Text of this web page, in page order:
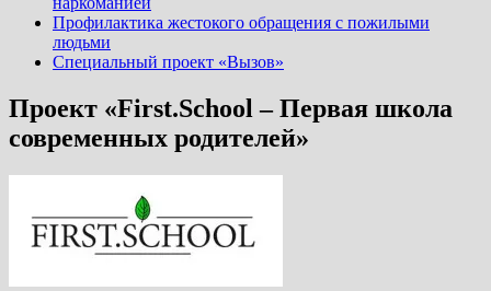
Профилактика жестокого обращения с пожилыми
людьми
Специальный проект «Вызов»
Проект «First.School – Первая школа
современных родителей»